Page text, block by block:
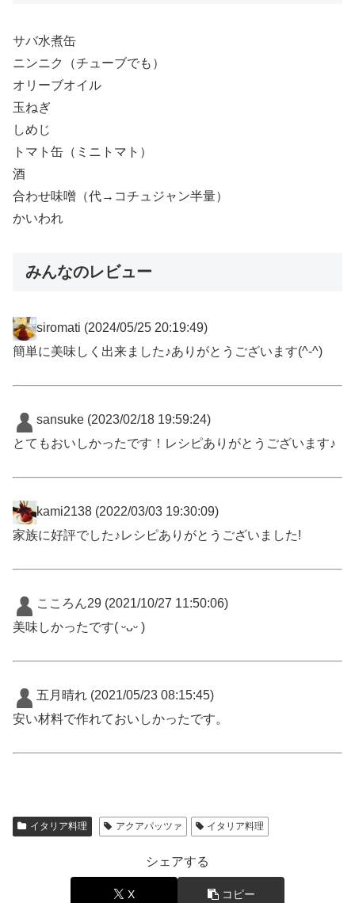
サバ水煮缶
ニンニク（チューブでも）
オリーブオイル
玉ねぎ
しめじ
トマト缶（ミニトマト）
酒
合わせ味噌（代→コチュジャン半量）
かいわれ
みんなのレビュー
siromati (2024/05/25 20:19:49)
簡単に美味しく出来ました♪ありがとうございます(^-^)
sansuke (2023/02/18 19:59:24)
とてもおいしかったです！レシピありがとうございます♪
kami2138 (2022/03/03 19:30:09)
家族に好評でした♪レシピありがとうございました!
こころん29 (2021/10/27 11:50:06)
美味しかったです( ᵕᴗᵕ )
五月晴れ (2021/05/23 08:15:45)
安い材料で作れておいしかったです。
イタリア料理 アクアパッツァ イタリア料理
シェアする
X コピー